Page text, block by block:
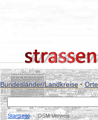
Bundesländer/Landkreise·Orte
Startseite OSM-Verweis